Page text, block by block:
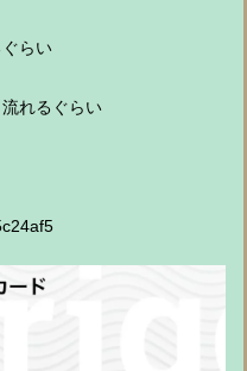
らい
れるぐらい